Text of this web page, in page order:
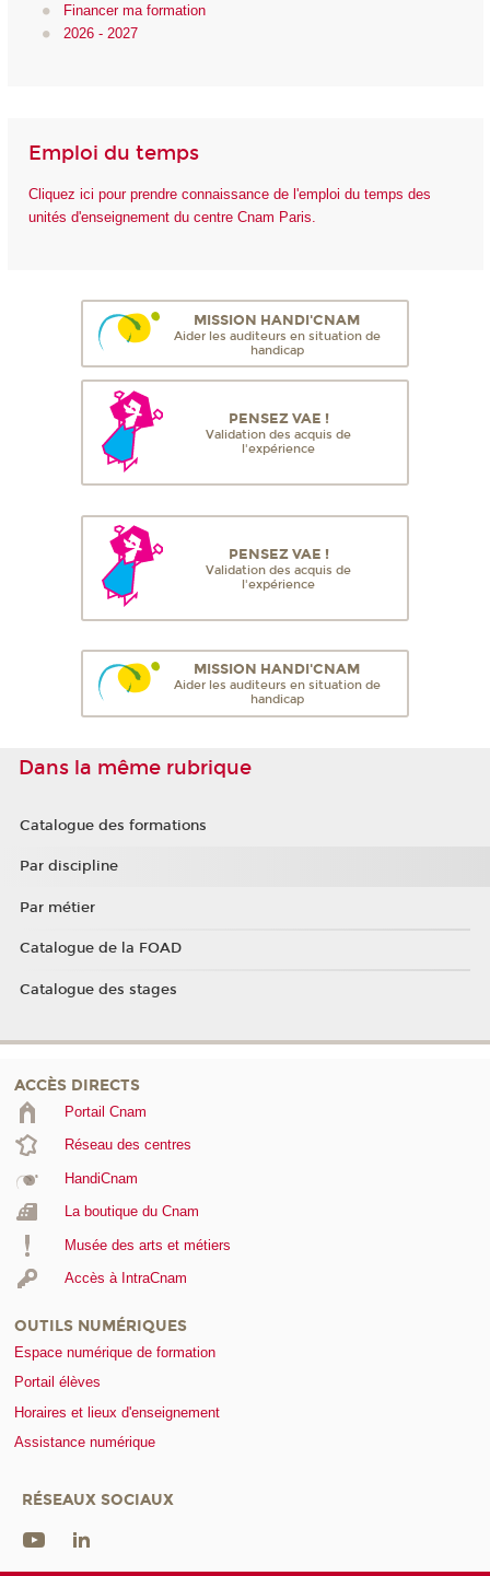
Financer ma formation
2026 - 2027
Emploi du temps
Cliquez ici pour prendre connaissance de l'emploi du temps des
unités d'enseignement du centre Cnam Paris.
MISSION HANDI'CNAM
Aider les auditeurs en situation de
handicap
PENSEZ VAE !
Validation des acquis de
l'expérience
PENSEZ VAE !
Validation des acquis de
l'expérience
MISSION HANDI'CNAM
Aider les auditeurs en situation de
handicap
Dans la même rubrique
Catalogue des formations
Par discipline
Par métier
Catalogue de la FOAD
Catalogue des stages
ACCÈS DIRECTS
Portail Cnam
Réseau des centres
HandiCnam
La boutique du Cnam
Musée des arts et métiers
Accès à IntraCnam
OUTILS NUMÉRIQUES
Espace numérique de formation
Portail élèves
Horaires et lieux d'enseignement
Assistance numérique
RÉSEAUX SOCIAUX